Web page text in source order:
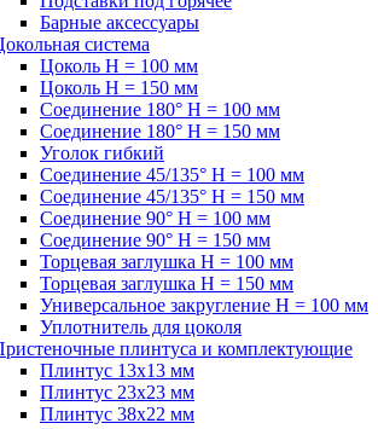
Барные аксессуары
система
Цоколь H = 100 мм
Цоколь H = 150 мм
Соединение 180° H = 100 мм
Соединение 180° H = 150 мм
Уголок гибкий
Соединение 45/135° H = 100 мм
Соединение 45/135° H = 150 мм
Соединение 90° H = 100 мм
Соединение 90° H = 150 мм
Торцевая заглушка H = 100 мм
Торцевая заглушка H = 150 мм
Универсальное закругление H = 100 мм
Уплотнитель для цоколя
плинтуса и комплектующие
Плинтус 13х13 мм
Плинтус 23х23 мм
Плинтус 38х22 мм